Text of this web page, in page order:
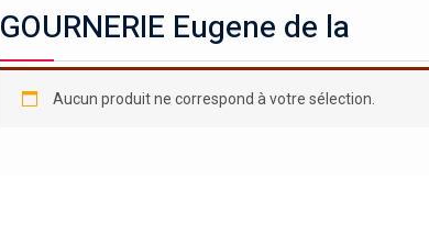
GOURNERIE Eugene de la
Aucun produit ne correspond à votre sélection.